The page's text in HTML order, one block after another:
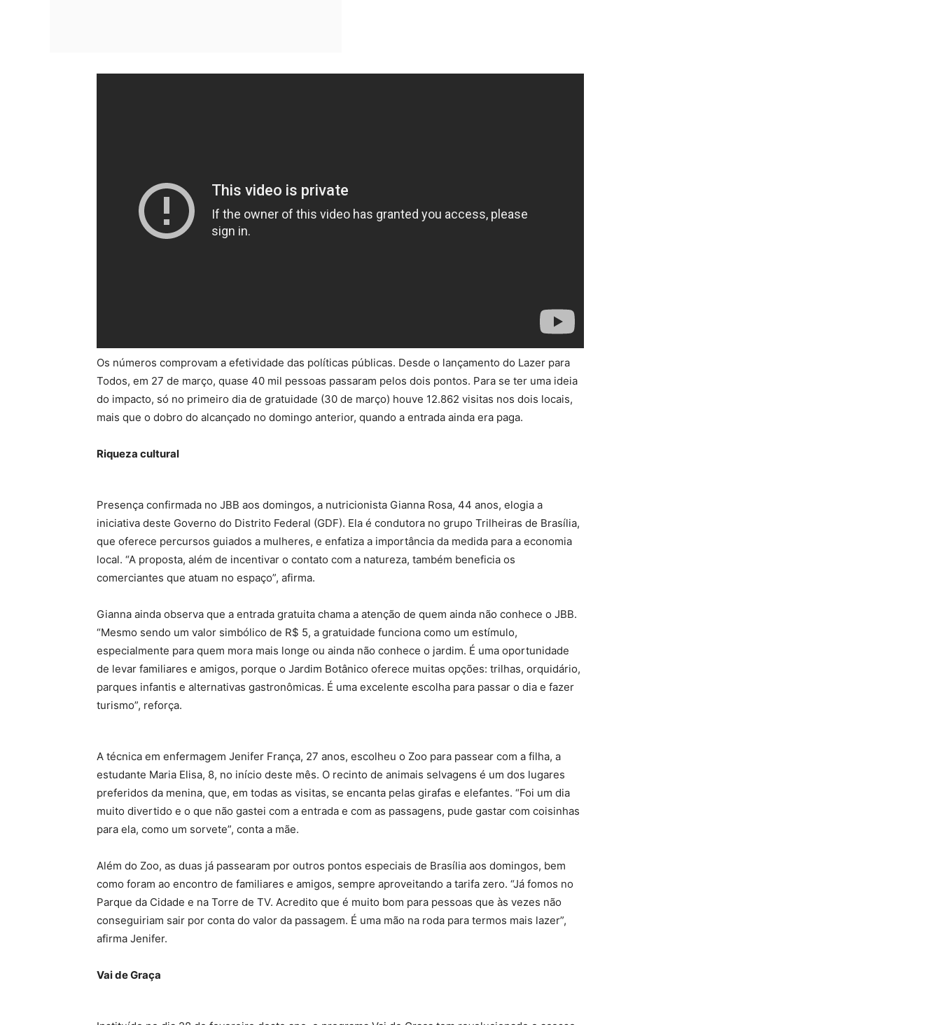
Os números comprovam a efetividade das políticas públicas. Desde o lançamento do Lazer para
Todos, em 27 de março, quase 40 mil pessoas passaram pelos dois pontos. Para se ter uma ideia
do impacto, só no primeiro dia de gratuidade (30 de março) houve 12.862 visitas nos dois locais,
mais que o dobro do alcançado no domingo anterior, quando a entrada ainda era paga.
Riqueza cultural
Presença confirmada no JBB aos domingos, a nutricionista Gianna Rosa, 44 anos, elogia a
iniciativa deste Governo do Distrito Federal (GDF). Ela é condutora no grupo Trilheiras de Brasília,
que oferece percursos guiados a mulheres, e enfatiza a importância da medida para a economia
local. “A proposta, além de incentivar o contato com a natureza, também beneficia os
comerciantes que atuam no espaço”, afirma.
Gianna ainda observa que a entrada gratuita chama a atenção de quem ainda não conhece o JBB.
“Mesmo sendo um valor simbólico de R$ 5, a gratuidade funciona como um estímulo,
especialmente para quem mora mais longe ou ainda não conhece o jardim. É uma oportunidade
de levar familiares e amigos, porque o Jardim Botânico oferece muitas opções: trilhas, orquidário,
parques infantis e alternativas gastronômicas. É uma excelente escolha para passar o dia e fazer
turismo”, reforça.
A técnica em enfermagem Jenifer França, 27 anos, escolheu o Zoo para passear com a filha, a
estudante Maria Elisa, 8, no início deste mês. O recinto de animais selvagens é um dos lugares
preferidos da menina, que, em todas as visitas, se encanta pelas girafas e elefantes. “Foi um dia
muito divertido e o que não gastei com a entrada e com as passagens, pude gastar com coisinhas
para ela, como um sorvete”, conta a mãe.
Além do Zoo, as duas já passearam por outros pontos especiais de Brasília aos domingos, bem
como foram ao encontro de familiares e amigos, sempre aproveitando a tarifa zero. “Já fomos no
Parque da Cidade e na Torre de TV. Acredito que é muito bom para pessoas que às vezes não
conseguiriam sair por conta do valor da passagem. É uma mão na roda para termos mais lazer”,
afirma Jenifer.
Vai de Graça